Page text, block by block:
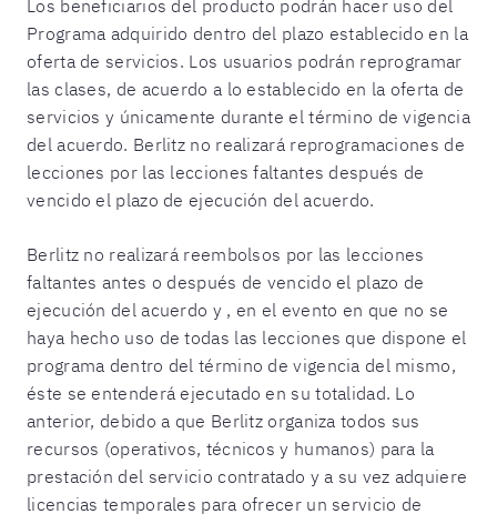
Los beneficiarios del producto podrán hacer uso del
Programa adquirido dentro del plazo establecido en la
oferta de servicios. Los usuarios podrán reprogramar
las clases, de acuerdo a lo establecido en la oferta de
servicios y únicamente durante el término de vigencia
del acuerdo. Berlitz no realizará reprogramaciones de
lecciones por las lecciones faltantes después de
vencido el plazo de ejecución del acuerdo.
Berlitz no realizará reembolsos por las lecciones
faltantes antes o después de vencido el plazo de
ejecución del acuerdo y , en el evento en que no se
haya hecho uso de todas las lecciones que dispone el
programa dentro del término de vigencia del mismo,
éste se entenderá ejecutado en su totalidad. Lo
anterior, debido a que Berlitz organiza todos sus
recursos (operativos, técnicos y humanos) para la
prestación del servicio contratado y a su vez adquiere
licencias temporales para ofrecer un servicio de